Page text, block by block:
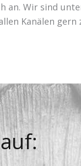
an. Wir sind
Kanälen gern